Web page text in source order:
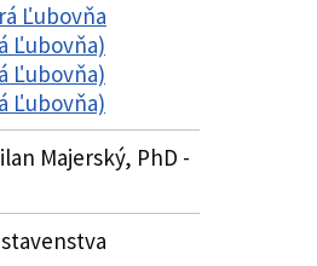
Ľubovňa
Ľubovňa)
Ľubovňa)
Ľubovňa)
Majerský, PhD -